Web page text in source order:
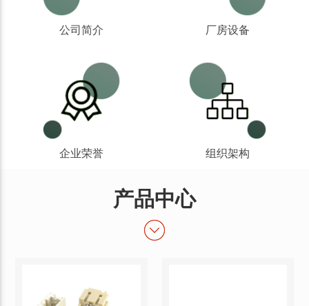
公司简介 厂房设备
企业荣誉 组织架构
产品中心